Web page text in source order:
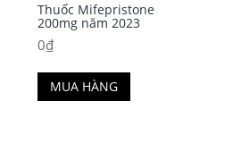
Thuốc Mifepristone
200mg năm 2023
0₫
MUA HÀNG